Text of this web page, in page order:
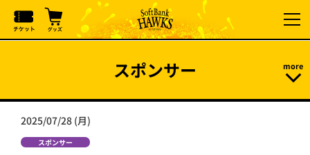
スポンサー
2025/07/28 (月)
スポンサー